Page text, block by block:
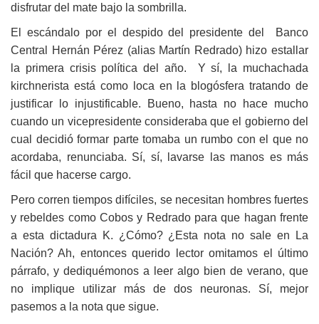
disfrutar del mate bajo la sombrilla.
El escándalo por el despido del presidente del Banco
Central Hernán Pérez (alias Martín Redrado) hizo estallar
la primera crisis política del año. Y sí, la muchachada
kirchnerista está como loca en la blogósfera tratando de
justificar lo injustificable. Bueno, hasta no hace mucho
cuando un vicepresidente consideraba que el gobierno del
cual decidió formar parte tomaba un rumbo con el que no
acordaba, renunciaba. Sí, sí, lavarse las manos es más
fácil que hacerse cargo.
Pero corren tiempos difíciles, se necesitan hombres fuertes
y rebeldes como Cobos y Redrado para que hagan frente
a esta dictadura K. ¿Cómo? ¿Esta nota no sale en La
Nación? Ah, entonces querido lector omitamos el último
párrafo, y dediquémonos a leer algo bien de verano, que
no implique utilizar más de dos neuronas. Sí, mejor
pasemos a la nota que sigue.